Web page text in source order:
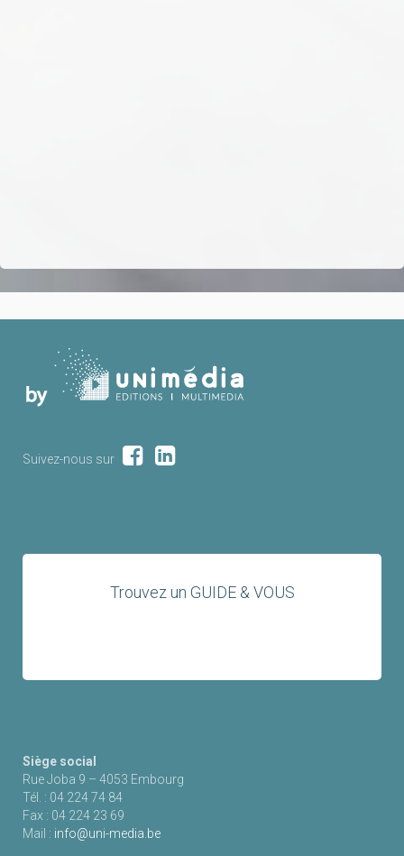
Suivez-nous sur
Trouvez un GUIDE & VOUS
Siège social
Rue Joba 9 – 4053 Embourg
Tél. : 04 224 74 84
Fax : 04 224 23 69
Mail : info@uni-media.be